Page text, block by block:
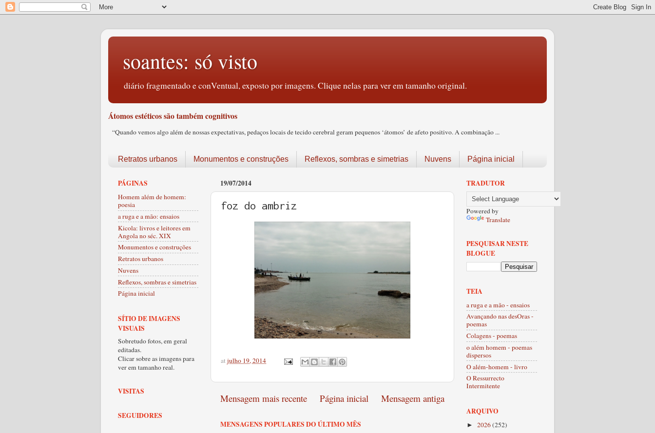
soantes: só visto
diário fragmentado e conVentual, exposto por imagens. Clique nelas para ver em tamanho original.
Átomos estéticos são também cognitivos
“Quando vemos algo além de nossas expectativas, pedaços locais de tecido cerebral geram pequenos ‘átomos’ de afeto positivo. A combinação ...
Retratos urbanos Monumentos e construções Reflexos, sombras e simetrias Nuvens Página inicial
19/07/2014
foz do ambriz
atjulho 19, 2014
Mensagem mais recente Mensagem antiga
Página inicial
MENSAGENS POPULARES DO ÚLTIMO MÊS
PÁGINAS
Homem além de homem:
poesia
a ruga e a mão: ensaios
Kicola: livros e leitores em
Angola no séc. XIX
Monumentos e construções
Retratos urbanos
Nuvens
Reflexos, sombras e simetrias
Página inicial
SÍTIO DE IMAGENS
VISUAIS
Sobretudo fotos, em geral
editadas.
Clicar sobre as imagens para
ver em tamanho real.
VISITAS
SEGUIDORES
TRADUTOR
Powered by
Translate
PESQUISAR NESTE
BLOGUE
TEIA
a ruga e a mão - ensaios
Avançando nas desOras -
poemas
Colagens - poemas
o além homem - poemas
dispersos
O além-homem - livro
O Ressurrecto
Intermitente
ARQUIVO
► 2026(252)